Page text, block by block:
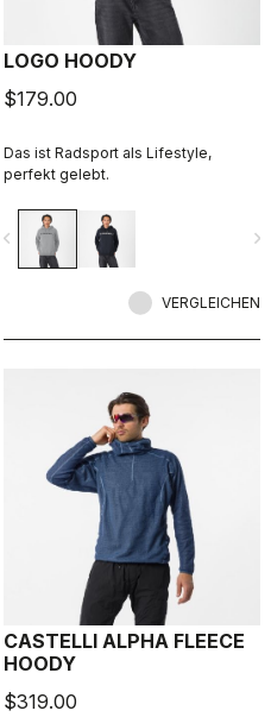
LOGO HOODY
$179.00
Das ist Radsport als Lifestyle,
perfekt gelebt.
navigate_next
VERGLEICHEN
CASTELLI ALPHA FLEECE
HOODY
$319.00